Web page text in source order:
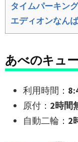
タイムパーキン
エディオンなん
あべのキュ
利用時間：
原付： 2時間
自動二輪： 2